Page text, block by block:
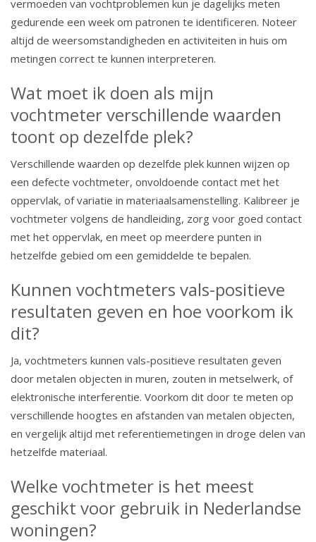
vermoeden van vochtproblemen kun je dagelijks meten
gedurende een week om patronen te identificeren. Noteer
altijd de weersomstandigheden en activiteiten in huis om
metingen correct te kunnen interpreteren.
Wat moet ik doen als mijn
vochtmeter verschillende waarden
toont op dezelfde plek?
Verschillende waarden op dezelfde plek kunnen wijzen op
een defecte vochtmeter, onvoldoende contact met het
oppervlak, of variatie in materiaalsamenstelling. Kalibreer je
vochtmeter volgens de handleiding, zorg voor goed contact
met het oppervlak, en meet op meerdere punten in
hetzelfde gebied om een gemiddelde te bepalen.
Kunnen vochtmeters vals-positieve
resultaten geven en hoe voorkom ik
dit?
Ja, vochtmeters kunnen vals-positieve resultaten geven
door metalen objecten in muren, zouten in metselwerk, of
elektronische interferentie. Voorkom dit door te meten op
verschillende hoogtes en afstanden van metalen objecten,
en vergelijk altijd met referentiemetingen in droge delen van
hetzelfde materiaal.
Welke vochtmeter is het meest
geschikt voor gebruik in Nederlandse
woningen?